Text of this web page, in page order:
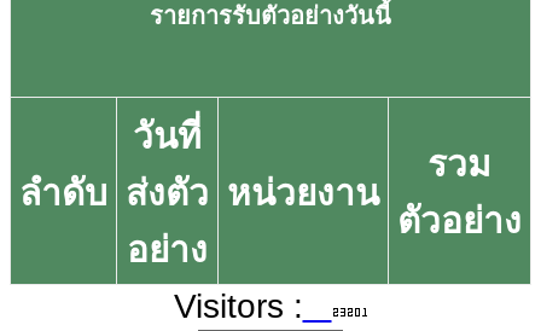
รายการรับตัวอย่างวันนี้
ลำดับ
วันที่
ส่งตัว
อย่าง
หน่วยงาน
รวม
ตัวอย่าง
Visitors :